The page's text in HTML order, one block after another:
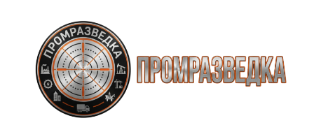
содержимому